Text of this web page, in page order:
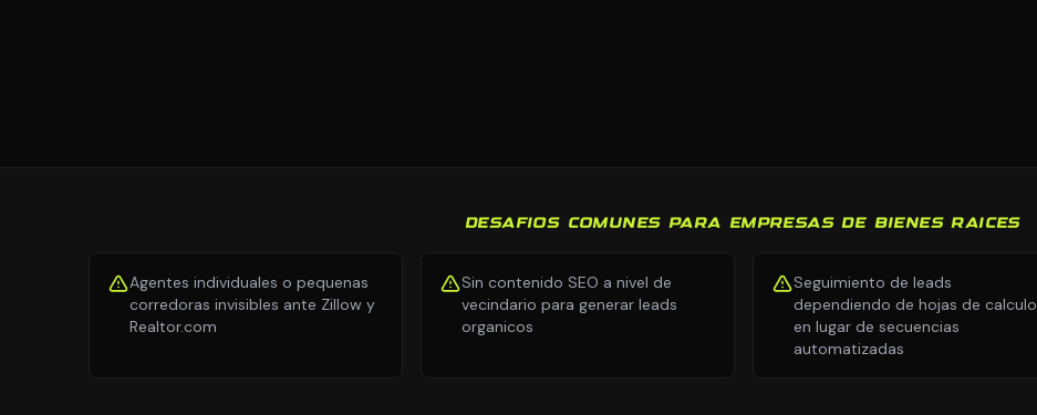
DESAFIOS COMUNES PARA EMPRESAS DE BIENES RAICES
Agentes individuales o pequenas
corredoras invisibles ante Zillow y
Realtor.com
Sin contenido SEO a nivel de
vecindario para generar leads
organicos
Seguimiento de leads
dependiendo de hojas de calculo
en lugar de secuencias
automatizadas